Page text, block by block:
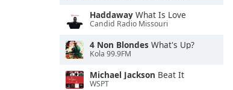
Haddaway What Is Love
Candid Radio Missouri
4 Non Blondes What's Up?
Kola 99.9FM
Michael Jackson Beat It
WSPT